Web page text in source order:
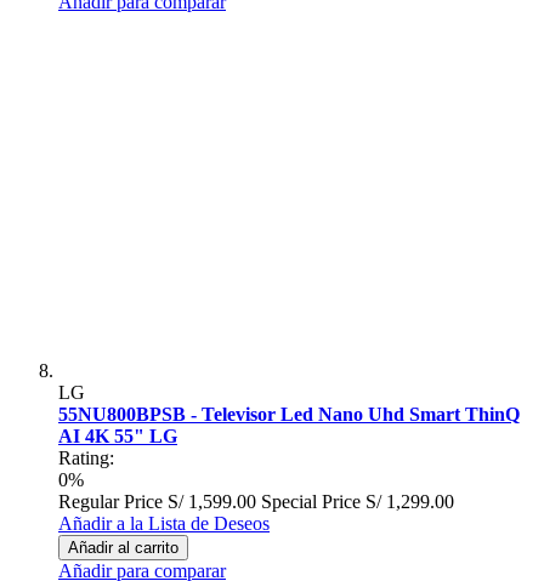
LG
55NU800BPSB - Televisor Led Nano Uhd Smart ThinQ
AI 4K 55" LG
Rating:
0%
Regular Price S/ 1,599.00 Special Price S/ 1,299.00
Añadir a la Lista de Deseos
Añadir al carrito
Añadir para comparar